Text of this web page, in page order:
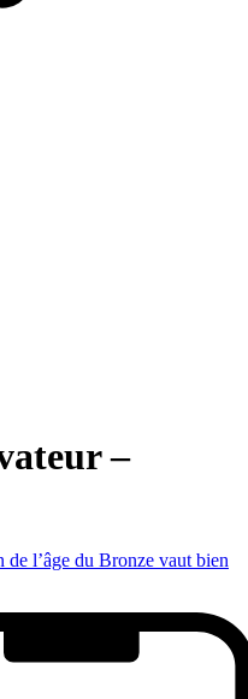
–
l’âge du Bronze vaut bien